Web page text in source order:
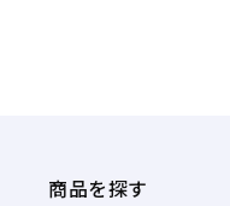
商品を探す